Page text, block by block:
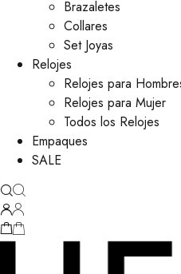
Brazaletes
Collares
Set Joyas
Relojes
Relojes para
Relojes para Mujer
Todos los Relojes
Empaques
SALE